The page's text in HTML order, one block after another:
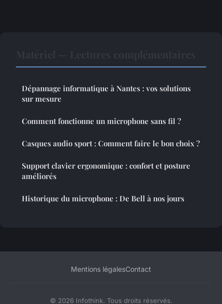
Dépannage informatique à Nantes : vos solutions
sur mesure
Comment fonctionne un microphone sans fil ?
Casques audio sport : Comment faire le bon choix ?
Support clavier ergonomique : confort et posture
améliorés
Historique du microphone : De Bell à nos jours
Mentions légalesContact
© 2026 Infothink. Tous droits réservés.